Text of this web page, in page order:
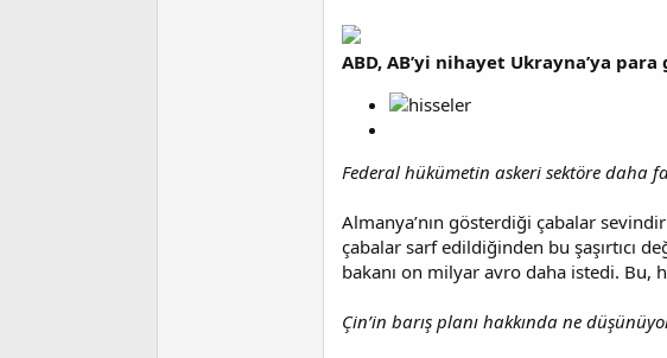
ABD, AB’yi nihayet Ukrayna’ya
Federal hükümetin askeri sektöre daha
Almanya’nın gösterdiği çabalar
çabalar sarf edildiğinden bu şaşırtıcı
bakanı on milyar avro daha istedi. Bu,
Çin’in barış planı hakkında ne